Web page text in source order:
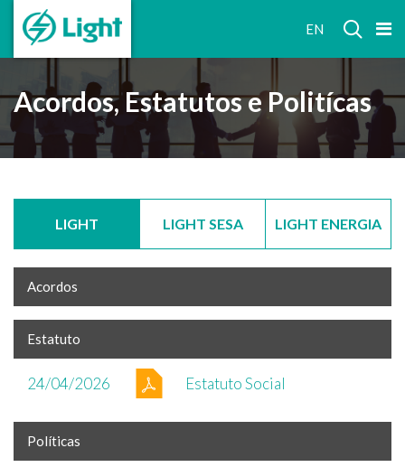
EN
Acordos, Estatutos e Politícas
LIGHT LIGHT SESA LIGHT ENERGIA
Acordos
Estatuto
24/04/2026 Estatuto Social
Políticas